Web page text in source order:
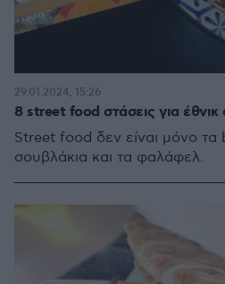
8 street food στάσεις για
Street food δεν είναι μόνο τα
σουβλάκια και τα φαλάφελ.
29.01.2024, 15:26